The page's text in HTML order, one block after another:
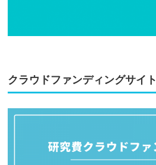
クラウドファンディングサイト